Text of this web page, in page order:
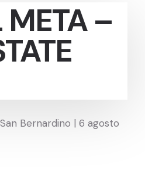
META –
Bernardino | 6 agosto